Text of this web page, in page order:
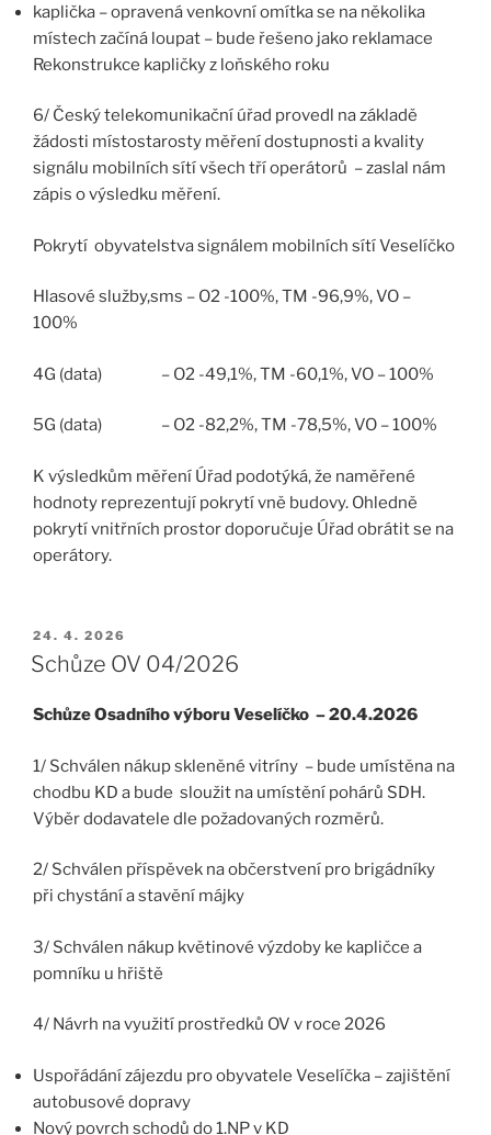
kaplička – opravená venkovní omítka se na několika
místech začíná loupat – bude řešeno jako reklamace
Rekonstrukce kapličky z loňského roku
6/ Český telekomunikační úřad provedl na základě
žádosti místostarosty měření dostupnosti a kvality
signálu mobilních sítí všech tří operátorů – zaslal nám
zápis o výsledku měření.
Pokrytí obyvatelstva signálem mobilních sítí Veselíčko
Hlasové služby,sms – O2 -100%, TM -96,9%, VO –
100%
4G (data) – O2 -49,1%, TM -60,1%, VO – 100%
5G (data) – O2 -82,2%, TM -78,5%, VO – 100%
K výsledkům měření Úřad podotýká, že naměřené
hodnoty reprezentují pokrytí vně budovy. Ohledně
pokrytí vnitřních prostor doporučuje Úřad obrátit se na
operátory.
PUBLIKOVÁNO
24. 4. 2026
Schůze OV 04/2026
Schůze Osadního výboru Veselíčko – 20.4.2026
1/ Schválen nákup skleněné vitríny – bude umístěna na
chodbu KD a bude sloužit na umístění pohárů SDH.
Výběr dodavatele dle požadovaných rozměrů.
2/ Schválen příspěvek na občerstvení pro brigádníky
při chystání a stavění májky
3/ Schválen nákup květinové výzdoby ke kapličce a
pomníku u hřiště
4/ Návrh na využití prostředků OV v roce 2026
Uspořádání zájezdu pro obyvatele Veselíčka – zajištění
autobusové dopravy
Nový povrch schodů do 1.NP v KD